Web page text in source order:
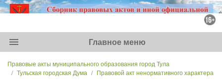
menu Главное меню
Правовые акты муниципального образования город Тула
Тульская городская Дума
Правовой акт ненормативного характера